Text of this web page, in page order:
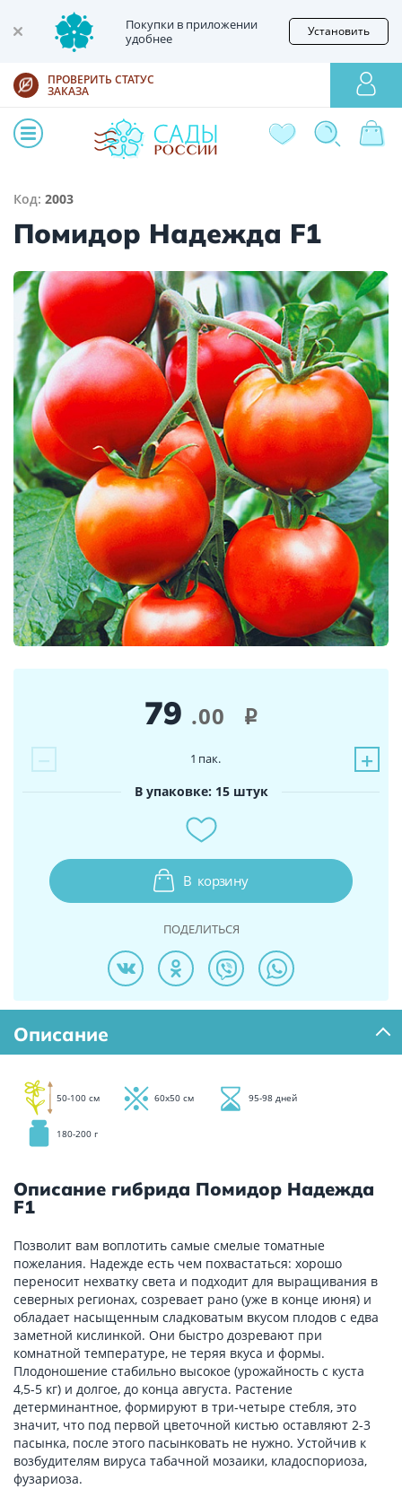
Покупки в приложении
удобнее
Установить
ПРОВЕРИТЬ СТАТУС
ЗАКАЗА
Код: 2003
Помидор Надежда F1
79 .00 i
− +
1 пак.
В упаковке: 15 штук
В корзину
ПОДЕЛИТЬСЯ
Описание
50-100 см 60х50 см 95-98 дней
180-200 г
Описание гибрида Помидор Надежда
F1
Позволит вам воплотить самые смелые томатные
пожелания. Надежде есть чем похвастаться: хорошо
переносит нехватку света и подходит для выращивания в
северных регионах, созревает рано (уже в конце июня) и
обладает насыщенным сладковатым вкусом плодов с едва
заметной кислинкой. Они быстро дозревают при
комнатной температуре, не теряя вкуса и формы.
Плодоношение стабильно высокое (урожайность с куста
4,5-5 кг) и долгое, до конца августа. Растение
детерминантное, формируют в три-четыре стебля, это
значит, что под первой цветочной кистью оставляют 2-3
пасынка, после этого пасынковать не нужно. Устойчив к
возбудителям вируса табачной мозаики, кладоспориоза,
фузариоза.